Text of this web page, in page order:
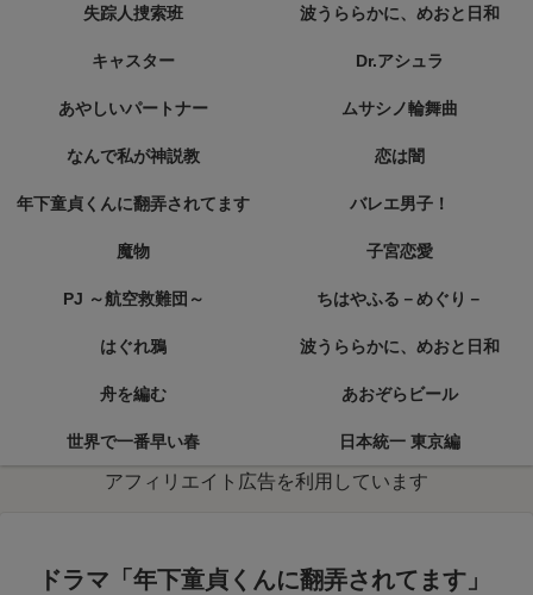
失踪人捜索班 波うららかに、めおと日和
キャスター Dr.アシュラ
あやしいパートナー ムサシノ輪舞曲
なんで私が神説教 恋は闇
年下童貞くんに翻弄されてます バレエ男子！
魔物 子宮恋愛
PJ ～航空救難団～ ちはやふる－めぐり－
はぐれ鴉 波うららかに、めおと日和
舟を編む あおぞらビール
世界で一番早い春 日本統一 東京編
アフィリエイト広告を利用しています
ドラマ「年下童貞くんに翻弄されてます」